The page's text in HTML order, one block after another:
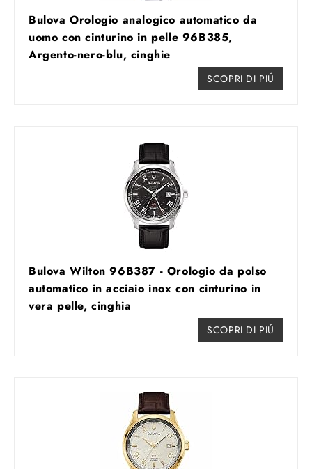
Bulova Orologio analogico automatico da
uomo con cinturino in pelle 96B385,
Argento-nero-blu, cinghie
SCOPRI DI PIÚ
Bulova Wilton 96B387 - Orologio da polso
automatico in acciaio inox con cinturino in
vera pelle, cinghia
SCOPRI DI PIÚ